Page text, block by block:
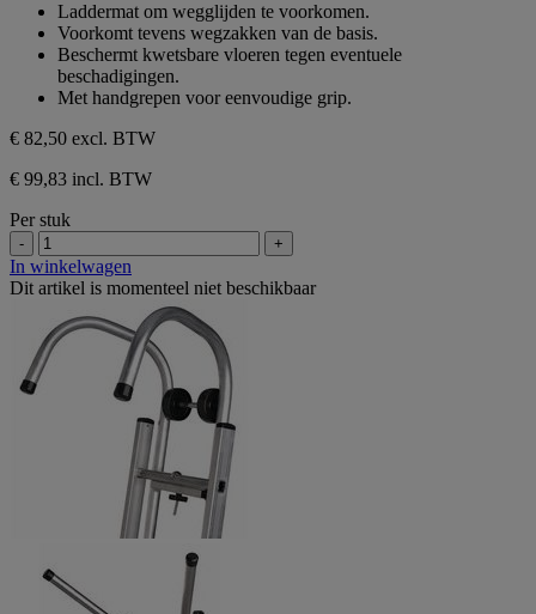
beoordeling
sterren.
beoordeling
Laddermat om wegglijden te voorkomen.
Voorkomt tevens wegzakken van de basis.
Beschermt kwetsbare vloeren tegen eventuele
beschadigingen.
Met handgrepen voor eenvoudige grip.
€ 82,50 excl. BTW
€ 99,83 incl. BTW
Per stuk
- +
In winkelwagen
Dit artikel is momenteel niet beschikbaar